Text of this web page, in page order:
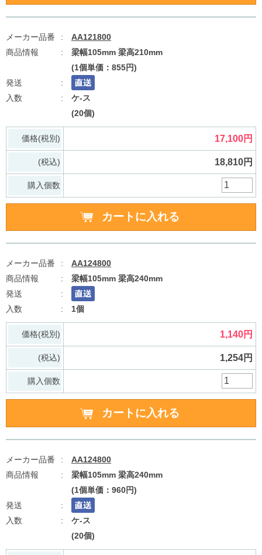
AA121800
梁幅105mm 梁高210mm
(1個単価：855円)
ケ-ス
(20個)
価格(税別) 17,100円
(税込) 18,810円
購入個数
AA124800
梁幅105mm 梁高240mm
1個
価格(税別) 1,140円
(税込) 1,254円
購入個数
AA124800
梁幅105mm 梁高240mm
(1個単価：960円)
ケ-ス
(20個)